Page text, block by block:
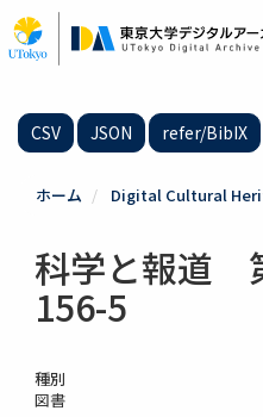
イ
ン
CSV JSON refer/BibIX
ホーム Digital Cultural
科学と報道
156-5
種別
図書